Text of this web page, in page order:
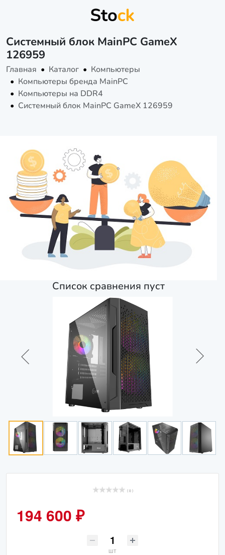
Системный блок MainPC GameX
126959
Главная Каталог
Компьютеры
Компьютеры бренда MainPC
Компьютеры на DDR4
Системный блок MainPC GameX 126959
Список сравнения пуст
( 0 )
194 600 ₽
шт